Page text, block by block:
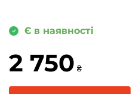
Є в наявності
2 750 ₴